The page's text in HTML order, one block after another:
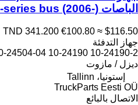
الباصات Scania K,N,F-series bus (2006-)
TND 341.200 €100.80 ≈ $116.50
جهاز التدفئة
10-24190-2 10-24190 10-24504-04 3098479 CO90P5-1
ديزل / مازوت
إستونيا، Tallinn
TruckParts Eesti OÜ
الاتصال بالبائع